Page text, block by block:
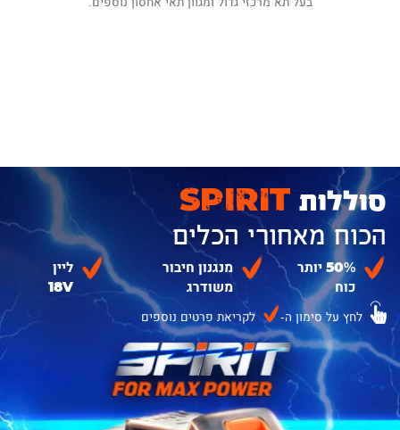
סוללות SPIRIT
הכוח מאחורי הכלים
50% יותר
כוח
מנגנון חיבור
משודרג
ליין
18V
לחץ על סימון ה- לקריאת פרטים נוספים